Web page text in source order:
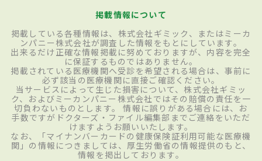
掲載情報について
掲載している各種情報は、株式会社ギミック、またはミーカ
ンパニー株式会社が調査した情報をもとにしています。
出来るだけ正確な情報掲載に努めておりますが、内容を完全
に保証するものではありません。
掲載されている医療機関へ受診を希望される場合は、事前に
必ず該当の医療機関に直接ご確認ください。
当サービスによって生じた損害について、株式会社ギミッ
ク、およびミーカンパニー株式会社ではその賠償の責任を一
切負わないものとします。 情報に誤りがある場合には、お
手数ですがドクターズ・ファイル編集部までご連絡をいただ
けますようお願いいたします。
なお、「マイナンバーカードの健康保険証利用可能な医療機
関」の情報につきましては、厚生労働省の情報提供のもと、
情報を掲出しております。